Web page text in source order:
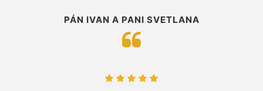
PÁN IVAN A PANI SVETLANA